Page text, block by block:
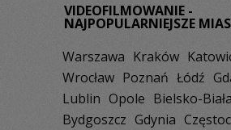
VIDEOFILMOWANIE -
NAJPOPULARNIEJSZE
Warszawa Kraków
Wrocław Poznań Łódź
Lublin Opole Bielsko-Biała
Bydgoszcz Gdynia